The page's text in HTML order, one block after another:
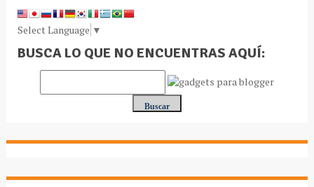
Select Language ▼
BUSCA LO QUE NO ENCUENTRAS AQUÍ: